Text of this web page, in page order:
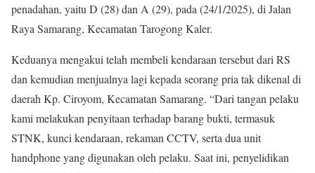
penadahan, yaitu D (28) dan A (29), pada (24/1/2025), di Jalan
Raya Samarang, Kecamatan Tarogong Kaler.
Keduanya mengakui telah membeli kendaraan tersebut dari RS
dan kemudian menjualnya lagi kepada seorang pria tak dikenal di
daerah Kp. Ciroyom, Kecamatan Samarang. “Dari tangan pelaku
kami melakukan penyitaan terhadap barang bukti, termasuk
STNK, kunci kendaraan, rekaman CCTV, serta dua unit
handphone yang digunakan oleh pelaku. Saat ini, penyelidikan